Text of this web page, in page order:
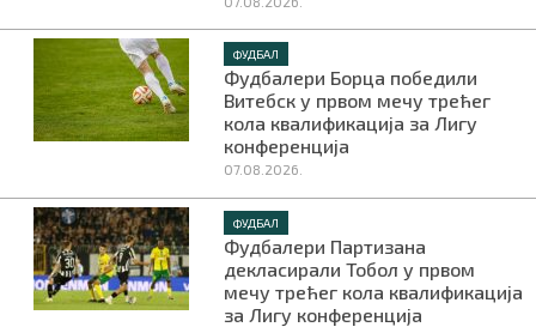
ФУДБАЛ
Фудбалери Борца победили
Витебск у првом мечу трећег
кола квалификација за Лигу
конференција
07.08.2026.
ФУДБАЛ
Фудбалери Партизана
декласирали Тобол у првом
мечу трећег кола квалификација
за Лигу конференција